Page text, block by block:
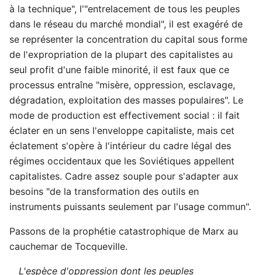
à la technique", l'"entrelacement de tous les peuples
dans le réseau du marché mondial", il est exagéré de
se représenter la concentration du capital sous forme
de l'expropriation de la plupart des capitalistes au
seul profit d'une faible minorité, il est faux que ce
processus entraîne "misère, oppression, esclavage,
dégradation, exploitation des masses populaires". Le
mode de production est effectivement social : il fait
éclater en un sens l'enveloppe capitaliste, mais cet
éclatement s'opère à l'intérieur du cadre légal des
régimes occidentaux que les Soviétiques appellent
capitalistes. Cadre assez souple pour s'adapter aux
besoins "de la transformation des outils en
instruments puissants seulement par l'usage commun".
Passons de la prophétie catastrophique de Marx au
cauchemar de Tocqueville.
L'espèce d'oppression dont les peuples